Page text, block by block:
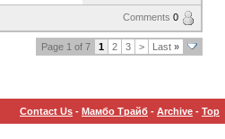
Comments 0
Page 1 of 7 1 2 3 > Last »
Contact Us - Мамбо Трайб - Archive - Top